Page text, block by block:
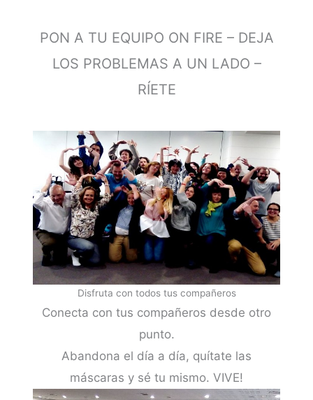
PON A TU EQUIPO ON FIRE – DEJA
LOS PROBLEMAS A UN LADO –
RÍETE
Disfruta con todos tus compañeros
Conecta con tus compañeros desde otro
punto.
Abandona el día a día, quítate las
máscaras y sé tu mismo. VIVE!